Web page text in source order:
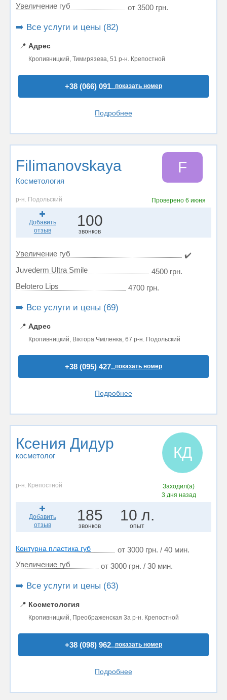
Увеличение губ от 3500 грн.
➡️ Все услуги и цены (82)
📍 Адрес
Кропивницкий, Тимирязева, 51 р-н. Крепостной
+38 (066) 091..показать номер
Подробнее
Filimanovskaya
Косметология
F
р-н. Подольский Проверено6 июня
Добавить
отзыв
100
звонков
Увеличение губ
✔️
Juvederm Ultra Smile
4500 грн.
Belotero Lips
4700 грн.
➡️ Все услуги и цены (69)
📍 Адрес
Кропивницкий, Віктора Чміленка, 67 р-н. Подольский
+38 (095) 427..показать номер
Подробнее
Ксения Дидур
косметолог КД
р-н. Крепостной
Заходил(а)
3 дня назад
Добавить
отзыв
185
звонков
10 л.
опыт
Контурна пластика губ
от 3000 грн. / 40 мин.
Увеличение губ
от 3000 грн. / 30 мин.
➡️ Все услуги и цены (63)
📍 Косметология
Кропивницкий, Преображенская 3а р-н. Крепостной
+38 (098) 962..показать номер
Подробнее